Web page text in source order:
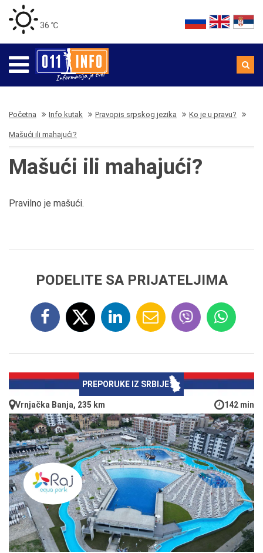
36 ℃
Početna Info kutak Pravopis srpskog jezika Ko je u pravu?
Mašući ili mahajući?
Mašući ili mahajući?
Pravilno je mašući.
PODELITE SA PRIJATELJIMA
PREPORUKE IZ SRBIJE
Vrnjačka Banja, 235 km 142 min